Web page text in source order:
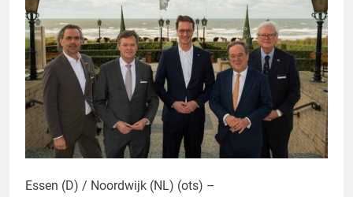
Essen (D) / Noordwijk (NL) (ots) –